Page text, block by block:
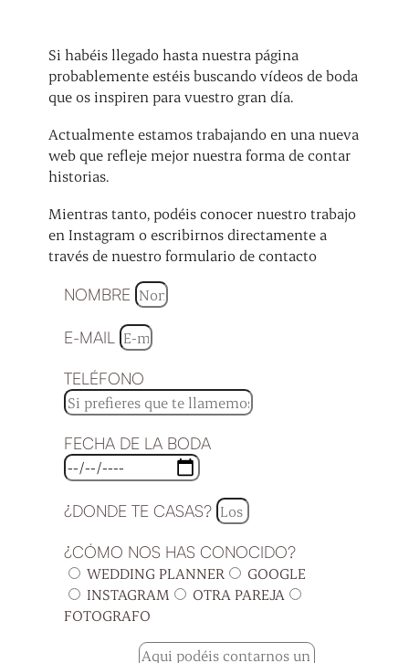
Si habéis llegado hasta nuestra página
probablemente estéis buscando vídeos de boda
que os inspiren para vuestro gran día.
Actualmente estamos trabajando en una nueva
web que refleje mejor nuestra forma de contar
historias.
Mientras tanto, podéis conocer nuestro trabajo
en Instagram o escribirnos directamente a
través de nuestro formulario de contacto
NOMBRE
E-MAIL
TELÉFONO
FECHA DE LA BODA
¿DONDE TE CASAS?
¿CÓMO NOS HAS CONOCIDO?
WEDDING PLANNER
GOOGLE
INSTAGRAM
OTRA PAREJA
FOTOGRAFO